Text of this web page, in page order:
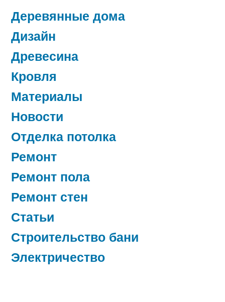
Деревянные дома
Дизайн
Древесина
Кровля
Материалы
Новости
Отделка потолка
Ремонт
Ремонт пола
Ремонт стен
Статьи
Строительство бани
Электричество